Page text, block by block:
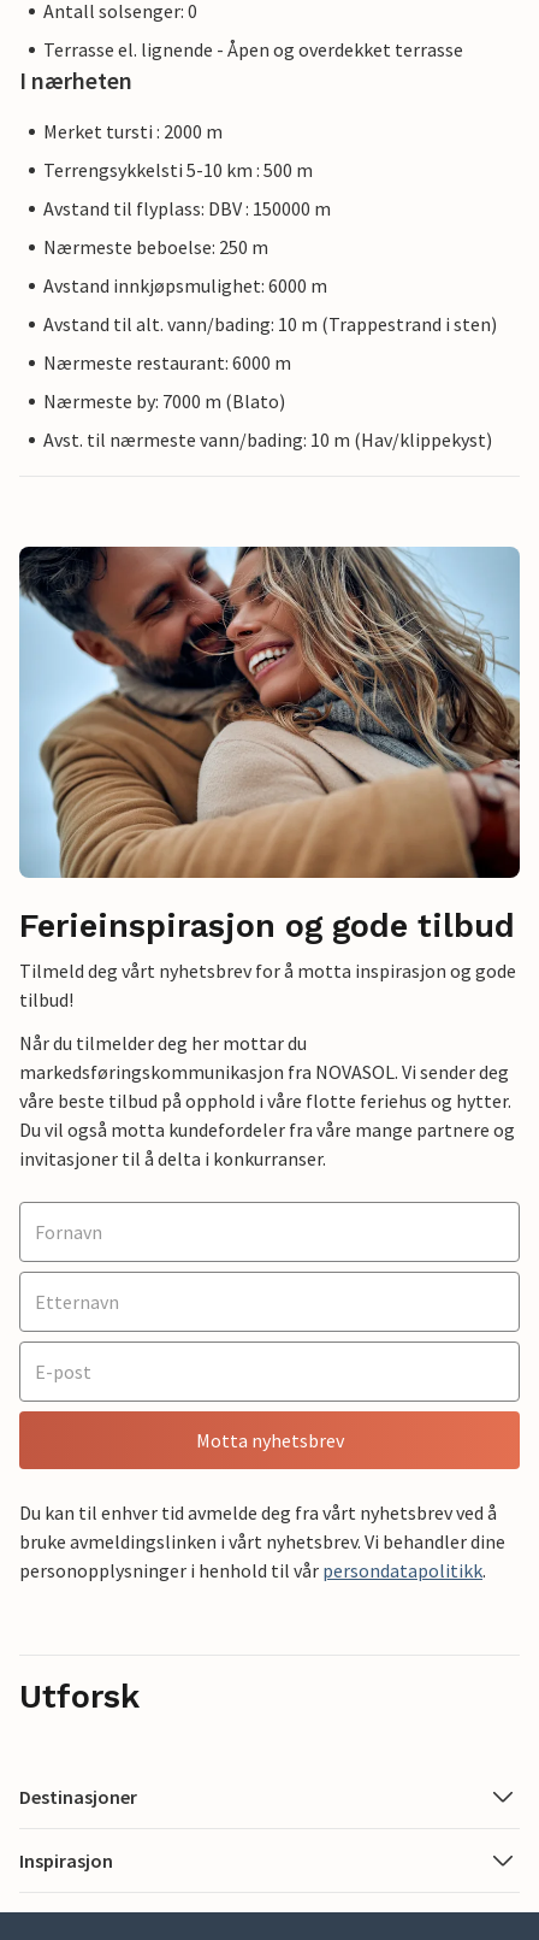
Antall solsenger: 0
Terrasse el. lignende - Åpen og overdekket terrasse
I nærheten
Merket tursti : 2000 m
Terrengsykkelsti 5-10 km : 500 m
Avstand til flyplass: DBV : 150000 m
Nærmeste beboelse: 250 m
Avstand innkjøpsmulighet: 6000 m
Avstand til alt. vann/bading: 10 m (Trappestrand i sten)
Nærmeste restaurant: 6000 m
Nærmeste by: 7000 m (Blato)
Avst. til nærmeste vann/bading: 10 m (Hav/klippekyst)
Ferieinspirasjon og gode tilbud
Tilmeld deg vårt nyhetsbrev for å motta inspirasjon og gode
tilbud!
Når du tilmelder deg her mottar du
markedsføringskommunikasjon fra NOVASOL. Vi sender deg
våre beste tilbud på opphold i våre flotte feriehus og hytter.
Du vil også motta kundefordeler fra våre mange partnere og
invitasjoner til å delta i konkurranser.
Motta nyhetsbrev
Du kan til enhver tid avmelde deg fra vårt nyhetsbrev ved å
bruke avmeldingslinken i vårt nyhetsbrev. Vi behandler dine
personopplysninger i henhold til vår persondatapolitikk.
Utforsk
Destinasjoner
Inspirasjon